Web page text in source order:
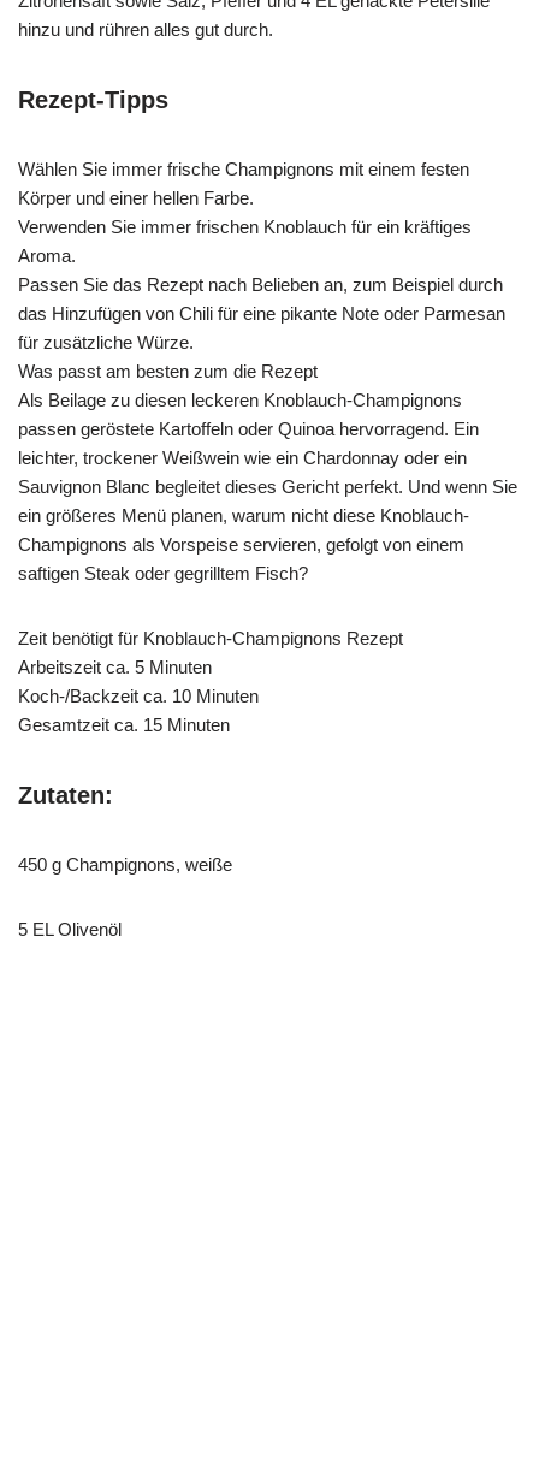
hinzu und rühren alles gut durch.
Rezept-Tipps
Wählen Sie immer frische Champignons mit einem festen
Körper und einer hellen Farbe.
Verwenden Sie immer frischen Knoblauch für ein kräftiges
Aroma.
Passen Sie das Rezept nach Belieben an, zum Beispiel durch
das Hinzufügen von Chili für eine pikante Note oder Parmesan
für zusätzliche Würze.
Was passt am besten zum die Rezept
Als Beilage zu diesen leckeren Knoblauch-Champignons
passen geröstete Kartoffeln oder Quinoa hervorragend. Ein
leichter, trockener Weißwein wie ein Chardonnay oder ein
Sauvignon Blanc begleitet dieses Gericht perfekt. Und wenn Sie
ein größeres Menü planen, warum nicht diese Knoblauch-
Champignons als Vorspeise servieren, gefolgt von einem
saftigen Steak oder gegrilltem Fisch?
Zeit benötigt für Knoblauch-Champignons Rezept
Arbeitszeit ca. 5 Minuten
Koch-/Backzeit ca. 10 Minuten
Gesamtzeit ca. 15 Minuten
Zutaten:
450 g Champignons, weiße
5 EL Olivenöl